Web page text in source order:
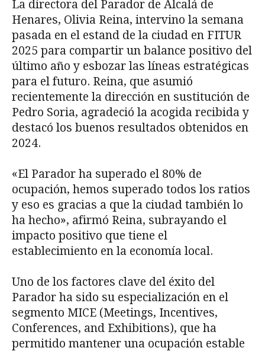
La directora del Parador de Alcalá de
Henares, Olivia Reina, intervino la semana
pasada en el estand de la ciudad en FITUR
2025 para compartir un balance positivo del
último año y esbozar las líneas estratégicas
para el futuro. Reina, que asumió
recientemente la dirección en sustitución de
Pedro Soria, agradeció la acogida recibida y
destacó los buenos resultados obtenidos en
2024.
«El Parador ha superado el 80% de
ocupación, hemos superado todos los ratios
y eso es gracias a que la ciudad también lo
ha hecho», afirmó Reina, subrayando el
impacto positivo que tiene el
establecimiento en la economía local.
Uno de los factores clave del éxito del
Parador ha sido su especialización en el
segmento MICE (Meetings, Incentives,
Conferences, and Exhibitions), que ha
permitido mantener una ocupación estable